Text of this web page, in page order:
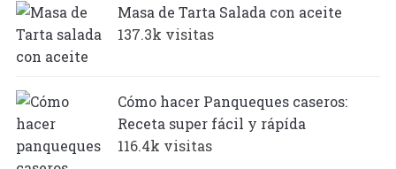
Masa de Tarta Salada con aceite
137.3k visitas
Cómo hacer Panqueques caseros:
Receta super fácil y rápída
116.4k visitas